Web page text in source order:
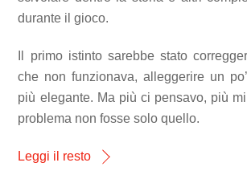
durante il gioco.
Il primo istinto sarebbe stato
che non funzionava, alleggerire un
più elegante. Ma più ci pensavo, più
problema non fosse solo quello.
Leggi il resto